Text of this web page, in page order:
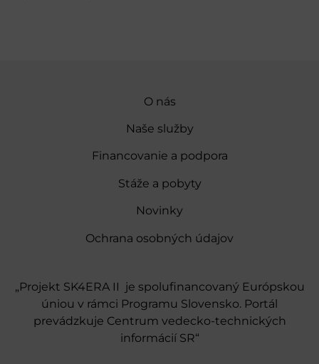
O nás
Naše služby
Financovanie a podpora
Stáže a pobyty
Novinky
Ochrana osobných údajov
„Projekt SK4ERA II je spolufinancovaný Európskou
úniou v rámci Programu Slovensko. Portál
prevádzkuje Centrum vedecko-technických
informácií SR“